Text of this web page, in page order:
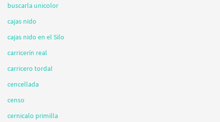
buscarla unicolor
cajas nido
cajas nido en el Silo
carricerín real
carricero tordal
cencellada
censo
cernicalo primilla